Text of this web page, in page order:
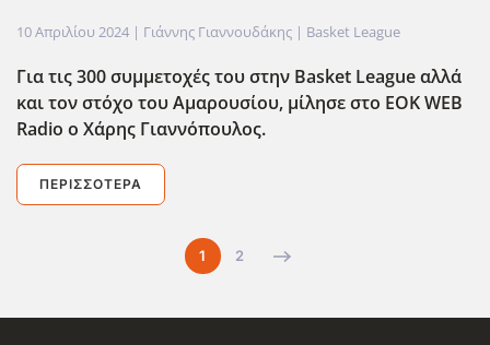
10 Απριλίου 2024 | Γιάννης Γιαννουδάκης | Basket League
Για τις 300 συμμετοχές του στην Basket Leagueαλλά
και τον στόχο του Αμαρουσίου, μίλησε στο EOKWEB
Radio ο Χάρης Γιαννόπουλος.
ΠΕΡΙΣΣΌΤΕΡΑ
1 2